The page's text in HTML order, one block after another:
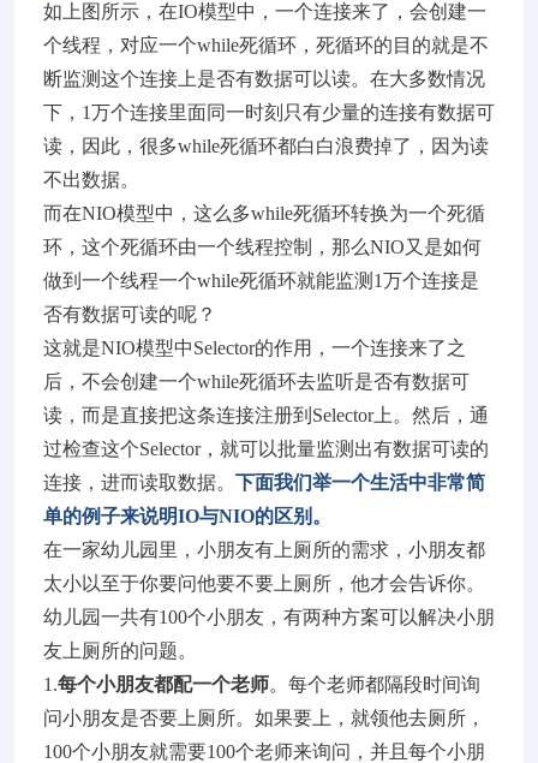
如上图所示，在IO模型中，一个连接来了，会创建一
个线程，对应一个while死循环，死循环的目的就是不
断监测这个连接上是否有数据可以读。在大多数情况
下，1万个连接里面同一时刻只有少量的连接有数据可
读，因此，很多while死循环都白白浪费掉了，因为读
不出数据。
而在NIO模型中，这么多while死循环转换为一个死循
环，这个死循环由一个线程控制，那么NIO又是如何
做到一个线程一个while死循环就能监测1万个连接是
否有数据可读的呢？
这就是NIO模型中Selector的作用，一个连接来了之
后，不会创建一个while死循环去监听是否有数据可
读，而是直接把这条连接注册到Selector上。然后，通
过检查这个Selector，就可以批量监测出有数据可读的
连接，进而读取数据。 下面我们举一个生活中非常简
单的例子来说明IO与NIO的区别。
在一家幼儿园里，小朋友有上厕所的需求，小朋友都
太小以至于你要问他要不要上厕所，他才会告诉你。
幼儿园一共有100个小朋友，有两种方案可以解决小朋
友上厕所的问题。
1.每个小朋友都配一个老师。每个老师都隔段时间询
问小朋友是否要上厕所。如果要上，就领他去厕所，
100个小朋友就需要100个老师来询问，并且每个小朋